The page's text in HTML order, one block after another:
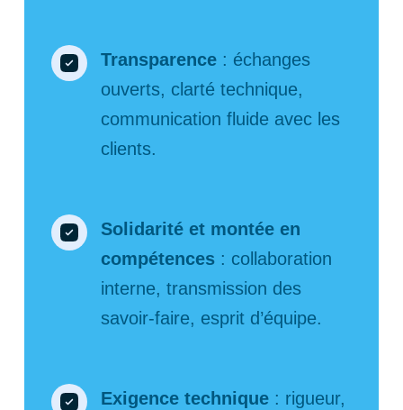
Transparence: échanges
ouverts, clarté technique,
communication fluide avec les
clients.
Solidarité et montée en
compétences: collaboration
interne, transmission des
savoir-faire, esprit d’équipe.
Exigence technique: rigueur,